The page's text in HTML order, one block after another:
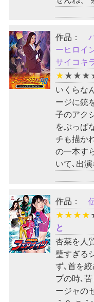
作品：
ーヒロイ
サイコキ
★ ★ ★ ★
いくらな
ージに銃
子のアク
をぶっぱ
チも描か
の一本す
いて､出
作品：
★ ★ ★ ★
と
杏菜を人
璧すぎる
ず､首を
プの時､
ージャの